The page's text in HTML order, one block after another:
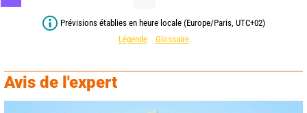
Prévisions établies en heure locale (Europe/Paris, UTC+02)
Légende
Glossaire
Avis de l'expert